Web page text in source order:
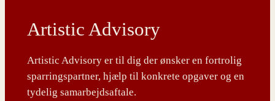
Artistic Advisory
Artistic Advisory er til dig der ønsker en fortrolig
sparringspartner, hjælp til konkrete opgaver og en
tydelig samarbejdsaftale.